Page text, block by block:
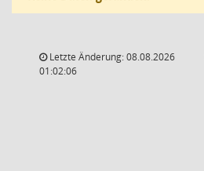
Letzte Änderung: 08.08.2026
01:02:06